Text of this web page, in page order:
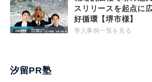
スリリースを起点に
好循環【堺市様】
導入事例一覧を見る
汐留PR塾